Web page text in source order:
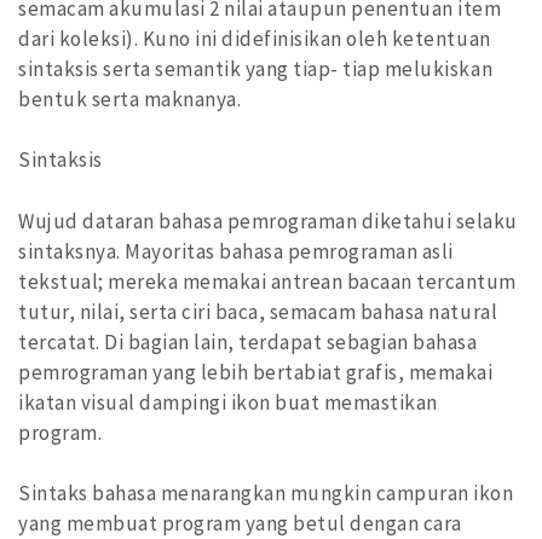
semacam akumulasi 2 nilai ataupun penentuan item
dari koleksi). Kuno ini didefinisikan oleh ketentuan
sintaksis serta semantik yang tiap- tiap melukiskan
bentuk serta maknanya.
Sintaksis
Wujud dataran bahasa pemrograman diketahui selaku
sintaksnya. Mayoritas bahasa pemrograman asli
tekstual; mereka memakai antrean bacaan tercantum
tutur, nilai, serta ciri baca, semacam bahasa natural
tercatat. Di bagian lain, terdapat sebagian bahasa
pemrograman yang lebih bertabiat grafis, memakai
ikatan visual dampingi ikon buat memastikan
program.
Sintaks bahasa menarangkan mungkin campuran ikon
yang membuat program yang betul dengan cara